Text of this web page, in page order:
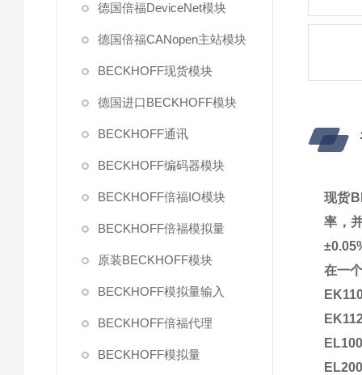
德国倍福DeviceNet模块
德国倍福CANopen主站模块
BECKHOFF现货模块
德国进口BECKHOFF模块
BECKHOFF通讯
BECKHOFF编码器模块
BECKHOFF倍福IO模块
BECKHOFF倍福模拟量
原装BECKHOFF模块
BECKHOFF模拟量输入
BECKHOFF倍福代理
BECKHOFF模拟量
现货
率，
在一